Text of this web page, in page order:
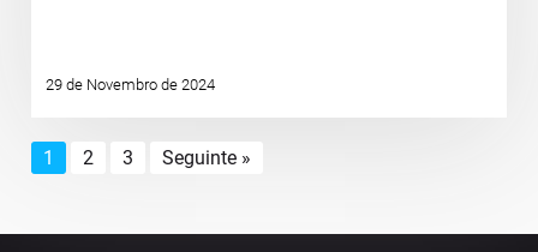
29 de Novembro de 2024
1 2 3 Seguinte »